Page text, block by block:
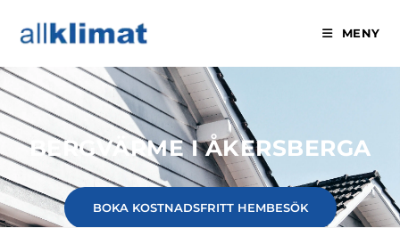
MENY
BERGVÄRME I ÅKERSBERGA
BOKA KOSTNADSFRITT HEMBESÖK